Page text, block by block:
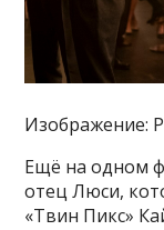
Изображение:
Ещё на одном
отец Люси,
«Твин Пикс»